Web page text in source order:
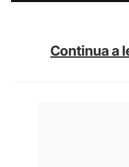
Continua a